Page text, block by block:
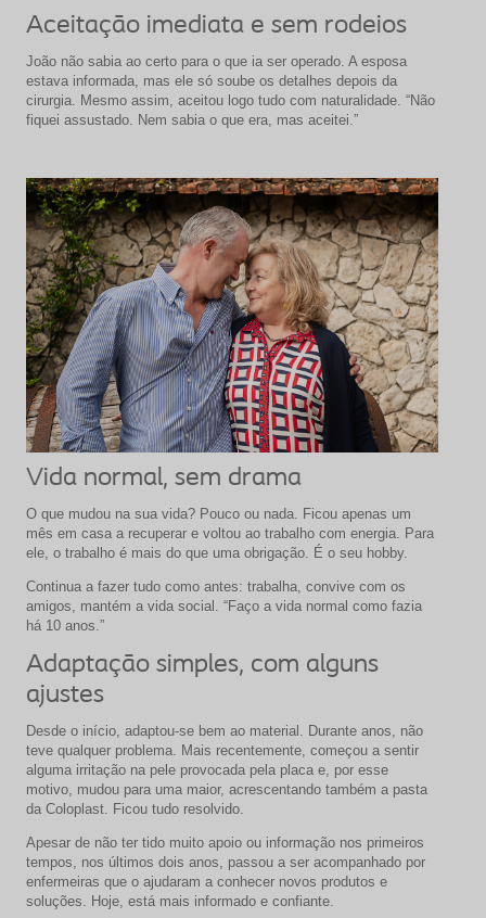
Aceitação imediata e sem rodeios
João não sabia ao certo para o que ia ser operado. A esposa
estava informada, mas ele só soube os detalhes depois da
cirurgia. Mesmo assim, aceitou logo tudo com naturalidade. “Não
fiquei assustado. Nem sabia o que era, mas aceitei.”
Vida normal, sem drama
O que mudou na sua vida? Pouco ou nada. Ficou apenas um
mês em casa a recuperar e voltou ao trabalho com energia. Para
ele, o trabalho é mais do que uma obrigação. É o seu hobby.
Continua a fazer tudo como antes: trabalha, convive com os
amigos, mantém a vida social. “Faço a vida normal como fazia
há 10 anos.”
Adaptação simples, com alguns
ajustes
Desde o início, adaptou-se bem ao material. Durante anos, não
teve qualquer problema. Mais recentemente, começou a sentir
alguma irritação na pele provocada pela placa e, por esse
motivo, mudou para uma maior, acrescentando também a pasta
da Coloplast. Ficou tudo resolvido.
Apesar de não ter tido muito apoio ou informação nos primeiros
tempos, nos últimos dois anos, passou a ser acompanhado por
enfermeiras que o ajudaram a conhecer novos produtos e
soluções. Hoje, está mais informado e confiante.